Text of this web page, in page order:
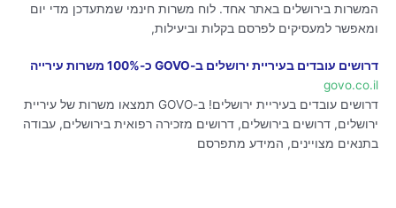
המשרות בירושלים באתר אחד. לוח משרות חינמי שמתעדכן מדי יום
ומאפשר למעסיקים לפרסם בקלות וביעילות,
דרושים עובדים בעיריית ירושלים ב-GOVO כ-100% משרות עירייה
govo.co.il
דרושים עובדים בעיריית ירושלים! ב-GOVO תמצאו משרות של עיריית
ירושלים, דרושים בירושלים, דרושים מזכירה רפואית בירושלים, עבודה
בתנאים מצויינים, המידע מתפרסם